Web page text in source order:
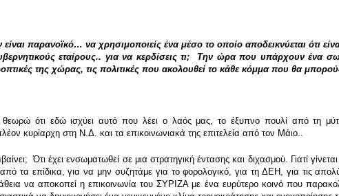
παρανοϊκό… να χρησιμοποιείς ένα μέσο το οποίο αποδεικνύεται ότι
εταίρους.. για να κερδίσεις τι; Την ώρα που υπάρχουν ένα
της χώρας, τις πολιτικές που ακολουθεί το κάθε κόμμα που θα
ότι εδώ ισχύει αυτό που λέει ο λαός μας, το έξυπνο πουλί από τη
κυρίαρχη στη Ν.Δ. και τα επικοινωνιακά της επιτελεία από τον Μάιο..
Ότι έχει ενσωματωθεί σε μια στρατηγική έντασης και διχασμού. Γιατί
τα επίδικα, για να μην συζητάμε για το φορολογικό, για τη ΔΕΗ, για τις
να αποκοπεί η επικοινωνία του ΣΥΡΙΖΑ με ένα ευρύτερο κοινό που